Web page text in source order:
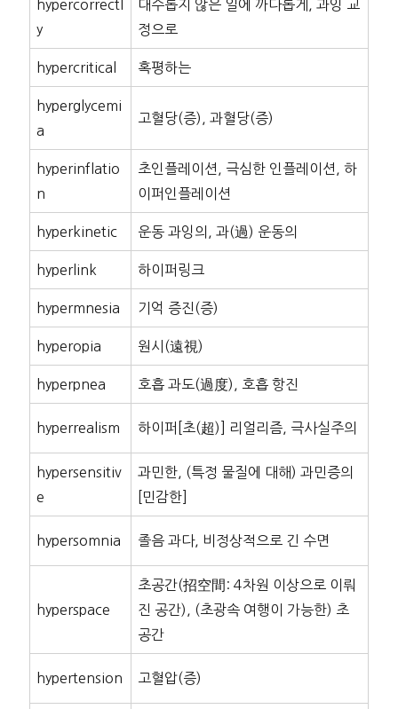
hypercorrectl
y
대수롭지 않은 일에 까다롭게, 과잉 교
정으로
hypercritical 혹평하는
hyperglycemi
a
고혈당(증), 과혈당(증)
hyperinflatio
n
초인플레이션, 극심한 인플레이션, 하
이퍼인플레이션
hyperkinetic 운동 과잉의, 과(過) 운동의
hyperlink 하이퍼링크
hypermnesia 기억 증진(증)
hyperopia 원시(遠視)
hyperpnea 호흡 과도(過度), 호흡 항진
hyperrealism 하이퍼[초(超)] 리얼리즘, 극사실주의
hypersensitiv
e
과민한, (특정 물질에 대해) 과민증의
[민감한]
hypersomnia 졸음 과다, 비정상적으로 긴 수면
hyperspace
초공간(招空間: 4차원 이상으로 이뤄
진 공간), (초광속 여행이 가능한) 초
공간
hypertension 고혈압(증)